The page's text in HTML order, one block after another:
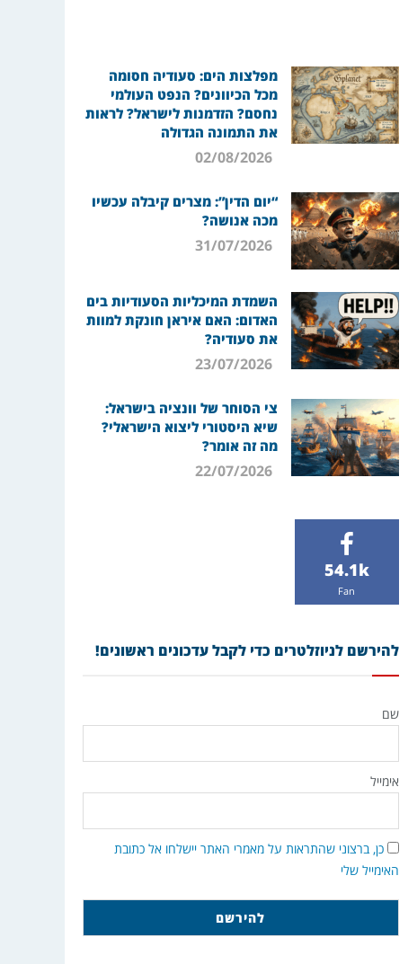
מפלצות הים: סעודיה חסומה
מכל הכיוונים? הנפט העולמי
נחסם? הזדמנות לישראל? לראות
את התמונה הגדולה
02/08/2026
“יום הדין”: מצרים קיבלה עכשיו
מכה אנושה?
31/07/2026
השמדת המיכליות הסעודיות בים
האדום: האם איראן חונקת למוות
את סעודיה?
23/07/2026
צי הסוחר של וונציה בישראל:
שיא היסטורי ליצוא הישראלי?
מה זה אומר?
22/07/2026
54.1k
Fan
להירשם לניוזלטרים כדי לקבל עדכונים ראשונים!
שם
אימייל
כן, ברצוני שהתראות על מאמרי האתר יישלחו אל כתובת
האימייל שלי